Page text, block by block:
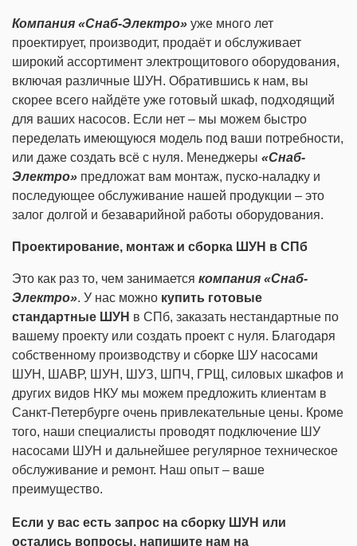
Компания «Снаб-Электро» уже много лет
проектирует, производит, продаёт и обслуживает
широкий ассортимент электрощитового оборудования,
включая различные ШУН. Обратившись к нам, вы
скорее всего найдёте уже готовый шкаф, подходящий
для ваших насосов. Если нет – мы можем быстро
переделать имеющуюся модель под ваши потребности,
или даже создать всё с нуля. Менеджеры «Снаб-
Электро» предложат вам монтаж, пуско-наладку и
последующее обслуживание нашей продукции – это
залог долгой и безаварийной работы оборудования.
Проектирование, монтаж и сборка ШУН в СПб
Это как раз то, чем занимается компания «Снаб-
Электро». У нас можно купить готовые
стандартные ШУН в СПб, заказать нестандартные по
вашему проекту или создать проект с нуля. Благодаря
собственному производству и сборке ШУ насосами
ШУН, ШАВР, ШУН, ШУЗ, ШПЧ, ГРЩ, силовых шкафов и
других видов НКУ мы можем предложить клиентам в
Санкт-Петербурге очень привлекательные цены. Кроме
того, наши специалисты проводят подключение ШУ
насосами ШУН и дальнейшее регулярное техническое
обслуживание и ремонт. Наш опыт – ваше
преимущество.
Если у вас есть запрос на сборку ШУН или
остались вопросы, напишите нам на